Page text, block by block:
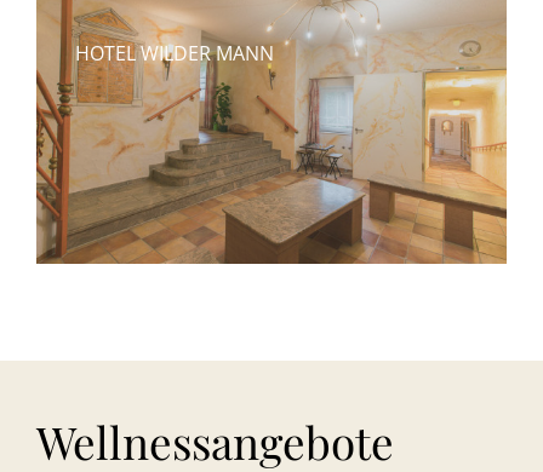
HOTEL WILDER MANN
Wellnessangebote